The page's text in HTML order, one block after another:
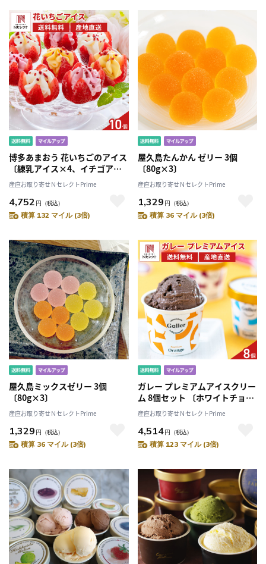
博多あまおう 花いちごのアイス
〔練乳アイス×4、イチゴアイ
ス×3、マンゴーアイス×3〕
［沖縄県・離島 配送不可］
産直お取り寄せＮセレクトPrime
4,752 円 （税込）
積算 132 マイル (3倍)
屋久島たんかん ゼリー 3個
〔80g×3〕
産直お取り寄せＮセレクトPrime
1,329 円 （税込）
積算 36 マイル (3倍)
屋久島ミックスゼリー 3個
〔80g×3〕
産直お取り寄せＮセレクトPrime
1,329 円 （税込）
積算 36 マイル (3倍)
ガレー プレミアムアイスクリー
ム 8個セット 〔ホワイトチョコ
レートバニラ・ミルクチョコレ
ート・キャラメル・オランジェ
各100ml×各2〕［離島 お届け
不可］
産直お取り寄せＮセレクトPrime
4,514円 （税込）
積算 123 マイル (3倍)